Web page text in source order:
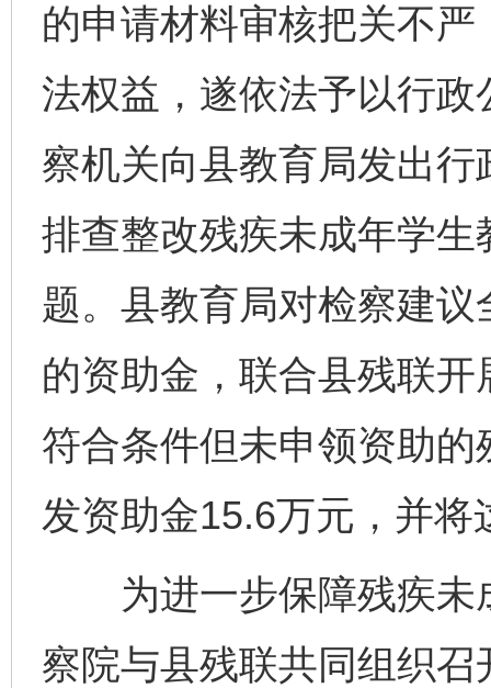
的申请材料审核把关不
法权益，遂依法予以行
察机关向县教育局发出
排查整改残疾未成年学
题。县教育局对检察建
的资助金，联合县残联
符合条件但未申领资助
发资助金15.6万元，并
为进一步保障残疾未
察院与县残联共同组织